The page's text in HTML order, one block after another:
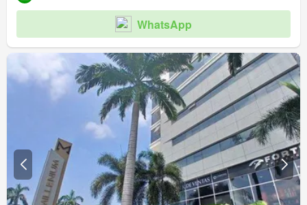
WhatsApp